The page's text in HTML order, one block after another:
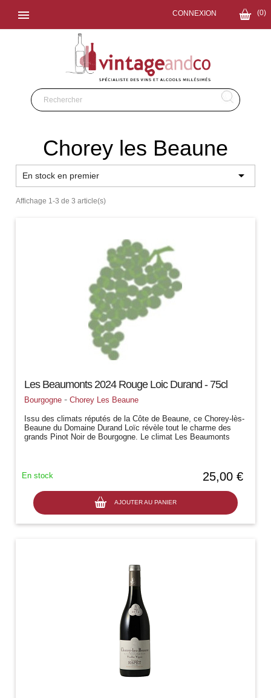
 (0)
CONNEXION
Chorey les Beaune
En stock en premier 
Affichage 1-3 de 3 article(s)
Les Beaumonts 2024 Rouge Loic Durand - 75cl
Bourgogne -Chorey Les Beaune
Issu des climats réputés de la Côte de Beaune, ce Chorey-lès-
Beaune du Domaine Durand Loïc révèle tout le charme des
grands Pinot Noir de Bourgogne. Le climat Les Beaumonts
25,00 €
AJOUTER AU PANIER
En stock